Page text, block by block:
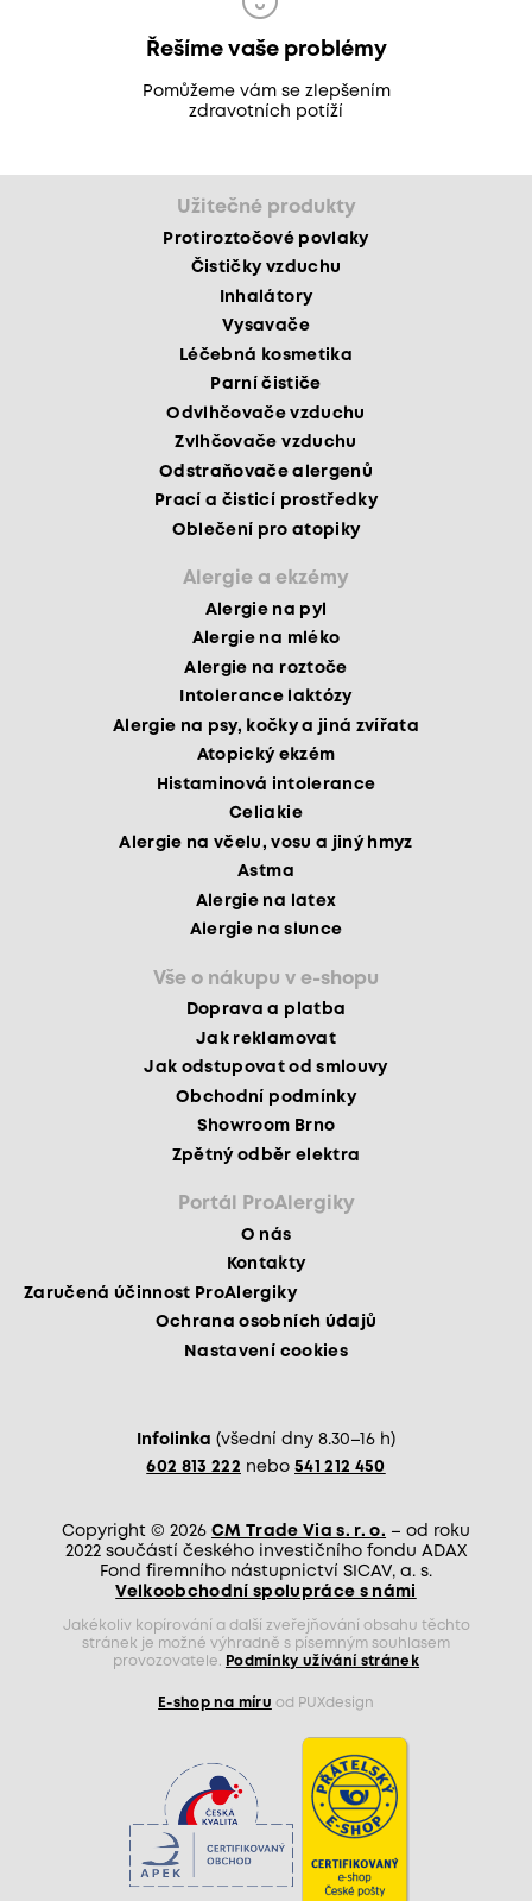
Řešíme vaše problémy
Pomůžeme vám se zlepšením
zdravotních potíží
Užitečné produkty
Protiroztočové povlaky
Čističky vzduchu
Inhalátory
Vysavače
Léčebná kosmetika
Parní čističe
Odvlhčovače vzduchu
Zvlhčovače vzduchu
Odstraňovače alergenů
Prací a čisticí prostředky
Oblečení pro atopiky
Alergie a ekzémy
Alergie na pyl
Alergie na mléko
Alergie na roztoče
Intolerance laktózy
Alergie na psy, kočky a jiná zvířata
Atopický ekzém
Histaminová intolerance
Celiakie
Alergie na včelu, vosu a jiný hmyz
Astma
Alergie na latex
Alergie na slunce
Vše o nákupu v e-shopu
Doprava a platba
Jak reklamovat
Jak odstupovat od smlouvy
Obchodní podmínky
Showroom Brno
Zpětný odběr elektra
Portál ProAlergiky
O nás
Kontakty
Zaručená účinnost ProAlergiky
Ochrana osobních údajů
Nastavení cookies
Infolinka (všední dny 8.30–16 h)
602 813 222 nebo 541 212 450
Copyright © 2026 CM Trade Via s. r. o. – od roku
2022 součástí českého investičního fondu ADAX
Fond firemního nástupnictví SICAV, a. s.
Velkoobchodní spolupráce s námi
Jakékoliv kopírování a další zveřejňování obsahu těchto
stránek je možné výhradně s písemným souhlasem
provozovatele.
Podmínky užívání stránek
E-shop na míru od PUXdesign